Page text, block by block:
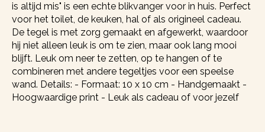
is altijd mis" is een echte blikvanger voor in huis. Perfect
voor het toilet, de keuken, hal of als origineel cadeau.
De tegel is met zorg gemaakt en afgewerkt, waardoor
hij niet alleen leuk is om te zien, maar ook lang mooi
blijft. Leuk om neer te zetten, op te hangen of te
combineren met andere tegeltjes voor een speelse
wand. Details: - Formaat: 10 x 10 cm - Handgemaakt -
Hoogwaardige print - Leuk als cadeau of voor jezelf